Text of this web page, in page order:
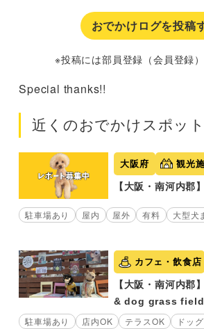
おでかけログを投稿
※投稿には部員登録（会員登録
Special thanks!!
近くのおでかけスポット
大阪府 観光
【大阪・南河内郡
駐車場あり 屋内 屋外 有料 大型犬
カフェ・飲食店
【大阪・南河内
& dog grass field
駐車場あり 店内OK テラスOK
ドッ